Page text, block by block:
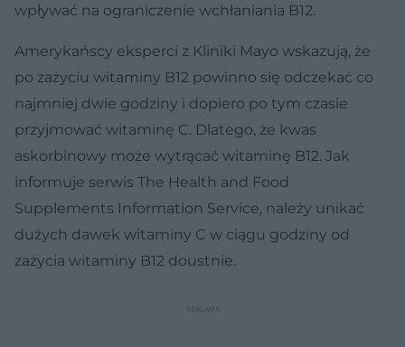
wpływać na ograniczenie wchłaniania B12.
Amerykańscy eksperci z Kliniki Mayo wskazują, że
po zażyciu witaminy B12 powinno się odczekać co
najmniej dwie godziny i dopiero po tym czasie
przyjmować witaminę C. Dlatego, że kwas
askorbinowy może wytrącać witaminę B12. Jak
informuje serwis The Health and Food
Supplements Information Service, należy unikać
dużych dawek witaminy C w ciągu godziny od
zażycia witaminy B12 doustnie.